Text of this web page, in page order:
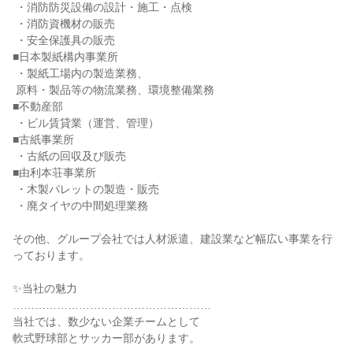
■日本製紙構内事業所
■不動産部
■古紙事業所
■由利本荘事業所
その他、グループ会社では人材派遣、建設業など幅広い事業を行
っております。
✨当社の魅力
当社では、数少ない企業チームとして
軟式野球部とサッカー部があります。